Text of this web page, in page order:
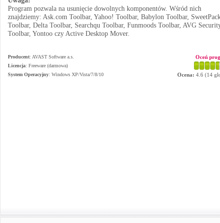
Program pozwala na usunięcie dowolnych komponentów. Wśród nich
znajdziemy: Ask.com Toolbar, Yahoo! Toolbar, Babylon Toolbar,
Toolbar, Delta Toolbar, Searchqu Toolbar, Funmoods Toolbar, AVG
Toolbar, Yontoo czy Active Desktop Mover.
Producent: AVAST Software a.s.
Licencja: Freeware (darmowa)
System Operacyjny: Windows XP/Vista/7/8/10
Oceń
Ocena: 4.6 (14